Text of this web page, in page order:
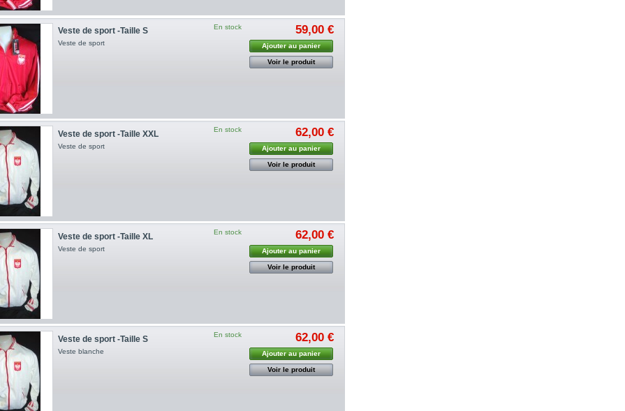
En stock
Veste de sport -Taille S
Veste de sport
59,00 €
Ajouter au panier
Voir le produit
En stock
Veste de sport -Taille XXL
Veste de sport
62,00 €
Ajouter au panier
Voir le produit
En stock
Veste de sport -Taille XL
Veste de sport
62,00 €
Ajouter au panier
Voir le produit
En stock
Veste de sport -Taille S
Veste blanche
62,00 €
Ajouter au panier
Voir le produit